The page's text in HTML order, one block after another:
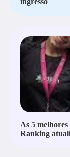
As 5
Ranking